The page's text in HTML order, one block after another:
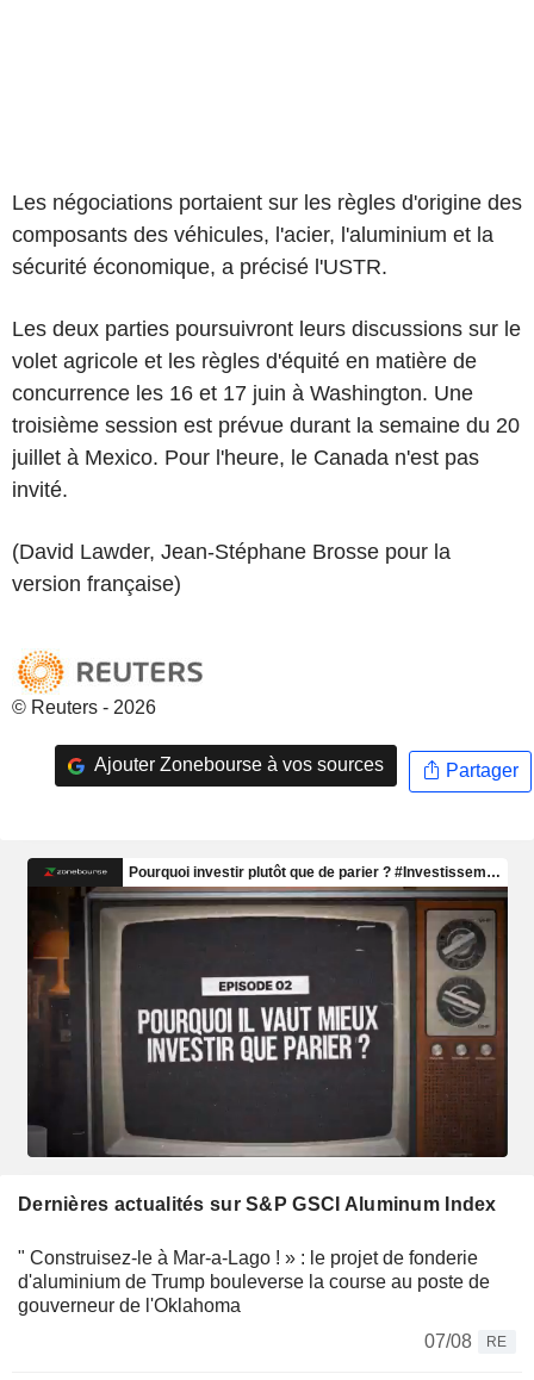
Les négociations portaient sur les règles d'origine des
composants des véhicules, l'acier, l'aluminium et la
sécurité économique, a précisé l'USTR.
Les deux parties poursuivront leurs discussions sur le
volet agricole et les règles d'équité en matière de
concurrence les 16 et 17 juin à Washington. Une
troisième session est prévue durant la semaine du 20
juillet à Mexico. Pour l'heure, le Canada n'est pas
invité.
(David Lawder, Jean-Stéphane Brosse pour la
version française)
© Reuters - 2026
Ajouter Zonebourse à vos sources Partager
Dernières actualités sur S&P GSCI Aluminum Index
" Construisez-le à Mar-a-Lago ! » : le projet de fonderie
d'aluminium de Trump bouleverse la course au poste de
gouverneur de l'Oklahoma
07/08
RE